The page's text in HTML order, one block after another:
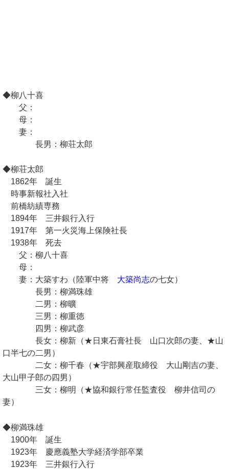
◆柳八十喜
父：
母：
妻：
長男：柳荘太郎
◆柳荘太郎
1862年 誕生
時事新報社入社
前橋紡績専務
1894年 三井銀行入行
1917年 第一火災海上保険社長
1938年 死去
父：柳八十喜
母：
妻：大築すわ（陸軍中将 大築尚志の七女）
長男：柳満珠雄
二男：柳曠
三男：柳重徳
四男：柳武彦
長女：柳新（★日東石膏社長 山口次郎の妻、★山
口半七の二男）
二女：柳千春（★宇部興産取締役 大山剛吉の妻、
大山甲子郎の四男）
三女：柳明（★協和銀行常任監査役 柳井信司の
妻）
◆柳満珠雄
1900年 誕生
1923年 慶應義塾大学経済学部卒業
1923年 三井銀行入行